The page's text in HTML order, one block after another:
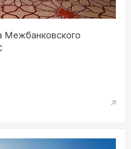
Межбанковского